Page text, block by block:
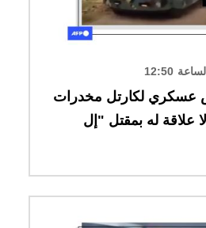
عسكري لكارتل مخدرات
علاقة له بمقتل "إل